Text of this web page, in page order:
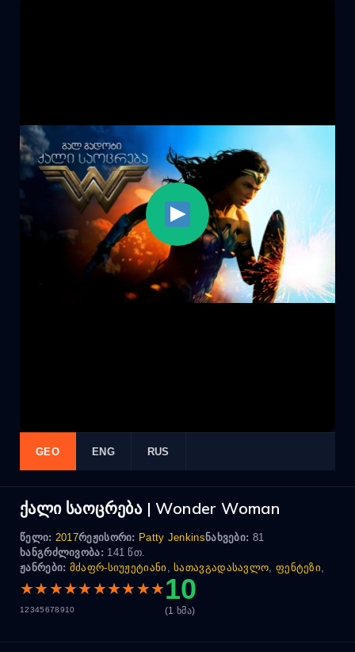
GEO ENG RUS
ქალი საოცრება | Wonder Woman
წელი: 2017რეჟისორი: Patty Jenkinsნახვები: 81
ხანგრძლივობა: 141 წთ.
ჟანრები: მძაფრ-სიუჟეტიანი ,სათავგადასავლო ფენტეზი
★★★★★★★★★★
12345678910
10
(1 ხმა)